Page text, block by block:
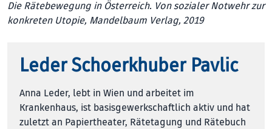
Die Rätebewegung in Österreich. Von sozialer Notwehr zur
konkreten Utopie, Mandelbaum Verlag, 2019
Leder Schoerkhuber Pavlic
Anna Leder, lebt in Wien und arbeitet im
Krankenhaus, ist basisgewerkschaftlich aktiv und hat
zuletzt an Papiertheater, Rätetagung und Rätebuch